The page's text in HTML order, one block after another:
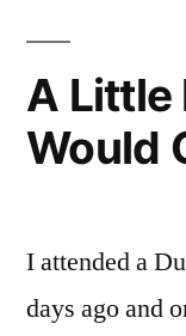
A Little
Would
I attended a
days ago and